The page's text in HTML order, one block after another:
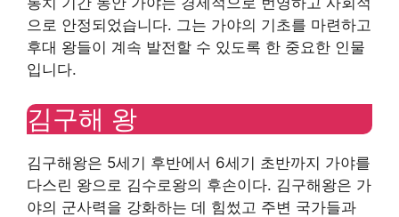
으로 안정되었습니다. 그는 가야의 기초를 마련하고
후대 왕들이 계속 발전할 수 있도록 한 중요한 인물
입니다.
김구해 왕
김구해왕은 5세기 후반에서 6세기 초반까지 가야를
다스린 왕으로 김수로왕의 후손이다. 김구해왕은 가
야의 군사력을 강화하는 데 힘썼고 주변 국가들과